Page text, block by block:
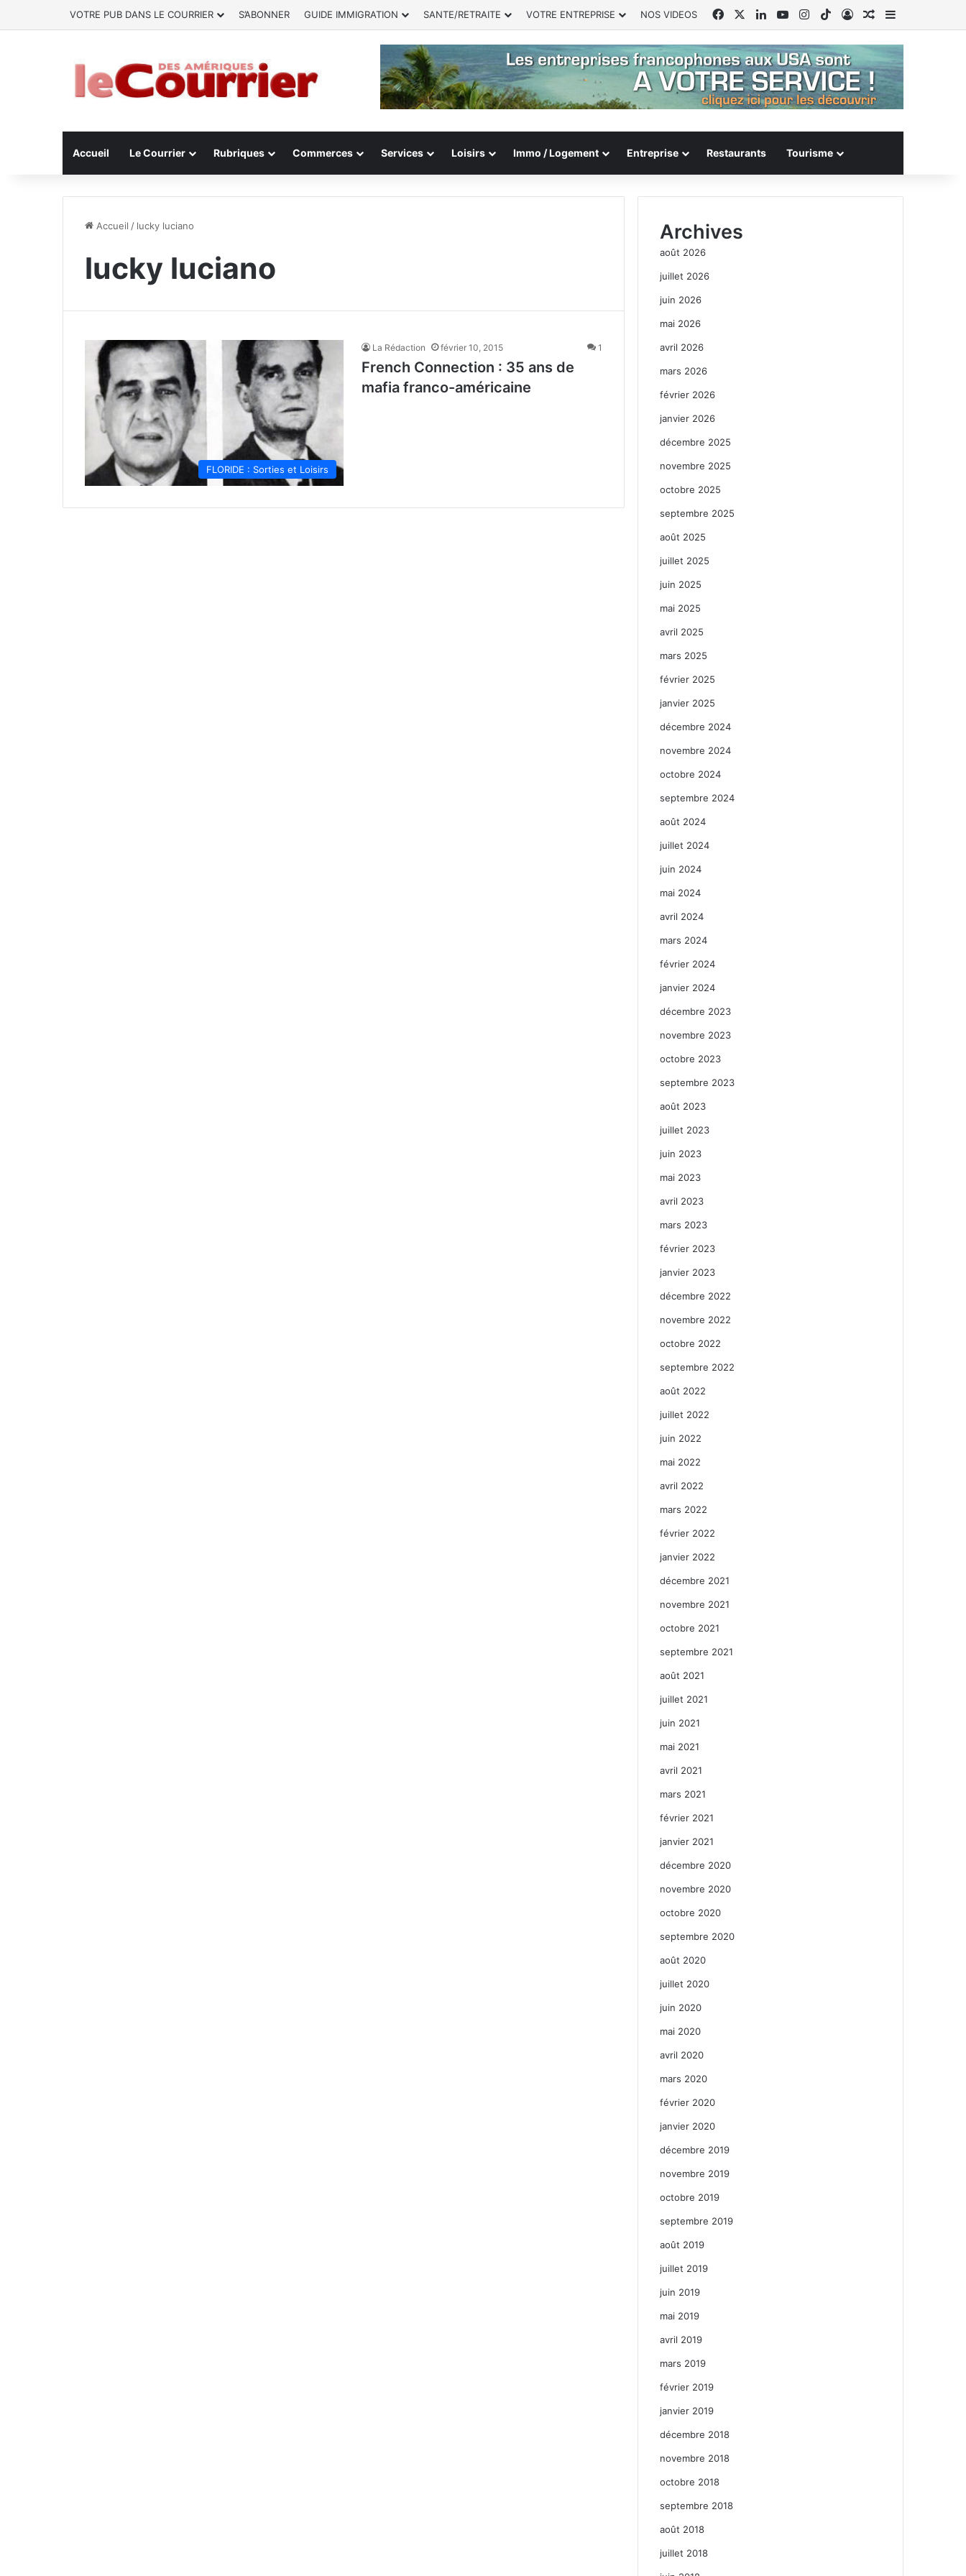
VOTRE PUB DANS LE COURRIER S’ABONNER GUIDE IMMIGRATION SANTE/RETRAITE VOTRE ENTREPRISE NOS VIDEOS FacebookLinkedinYouTubeInstagram
TikTokConnexion
Article Aléatoire
Sidebar
Accueil Le Courrier Rubriques Commerces Services Loisirs Immo / Logement Entreprise Restaurants Tourisme
Accueil / lucky luciano
lucky luciano
FLORIDE : Sorties et Loisirs
La Rédaction février 10, 2015 1
French Connection : 35 ans de
mafia franco-américaine
Archives
août 2026
juillet 2026
juin 2026
mai 2026
avril 2026
mars 2026
février 2026
janvier 2026
décembre 2025
novembre 2025
octobre 2025
septembre 2025
août 2025
juillet 2025
juin 2025
mai 2025
avril 2025
mars 2025
février 2025
janvier 2025
décembre 2024
novembre 2024
octobre 2024
septembre 2024
août 2024
juillet 2024
juin 2024
mai 2024
avril 2024
mars 2024
février 2024
janvier 2024
décembre 2023
novembre 2023
octobre 2023
septembre 2023
août 2023
juillet 2023
juin 2023
mai 2023
avril 2023
mars 2023
février 2023
janvier 2023
décembre 2022
novembre 2022
octobre 2022
septembre 2022
août 2022
juillet 2022
juin 2022
mai 2022
avril 2022
mars 2022
février 2022
janvier 2022
décembre 2021
novembre 2021
octobre 2021
septembre 2021
août 2021
juillet 2021
juin 2021
mai 2021
avril 2021
mars 2021
février 2021
janvier 2021
décembre 2020
novembre 2020
octobre 2020
septembre 2020
août 2020
juillet 2020
juin 2020
mai 2020
avril 2020
mars 2020
février 2020
janvier 2020
décembre 2019
novembre 2019
octobre 2019
septembre 2019
août 2019
juillet 2019
juin 2019
mai 2019
avril 2019
mars 2019
février 2019
janvier 2019
décembre 2018
novembre 2018
octobre 2018
septembre 2018
août 2018
juillet 2018